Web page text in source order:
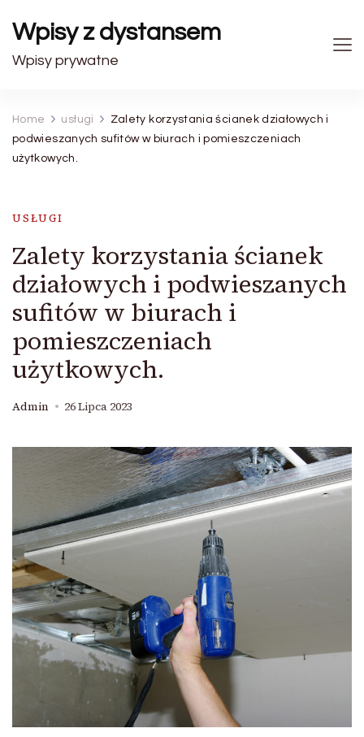
Wpisy z dystansem
Wpisy prywatne
Home usługi
Zalety korzystania ścianek działowych i
podwieszanych sufitów w biurach i pomieszczeniach
użytkowych.
USŁUGI
Zalety korzystania ścianek
działowych i podwieszanych
sufitów w biurach i
pomieszczeniach
użytkowych.
Admin 26 Lipca 2023